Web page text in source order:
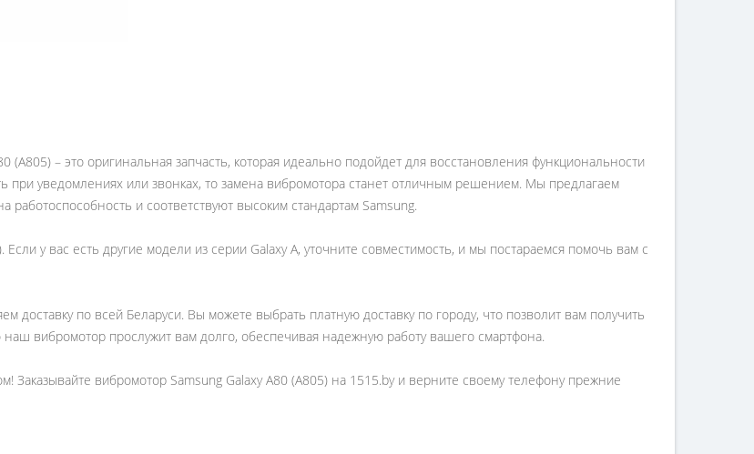
(A805) – это оригинальная запчасть, которая идеально подойдет для восстановления функциональности
при уведомлениях или звонках, то замена вибромотора станет отличным решением. Мы предлагаем
и соответствуют высоким стандартам Samsung.
у вас есть другие модели из серии Galaxy A, уточните совместимость, и мы постараемся помочь вам с
по всей Беларуси. Вы можете выбрать платную доставку по городу, что позволит вам получить
вибромотор прослужит вам долго, обеспечивая надежную работу вашего смартфона.
Заказывайте вибромотор Samsung Galaxy A80 (A805) на 1515.by и верните своему телефону прежние